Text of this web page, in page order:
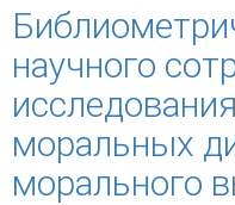
научного
моральных
морального